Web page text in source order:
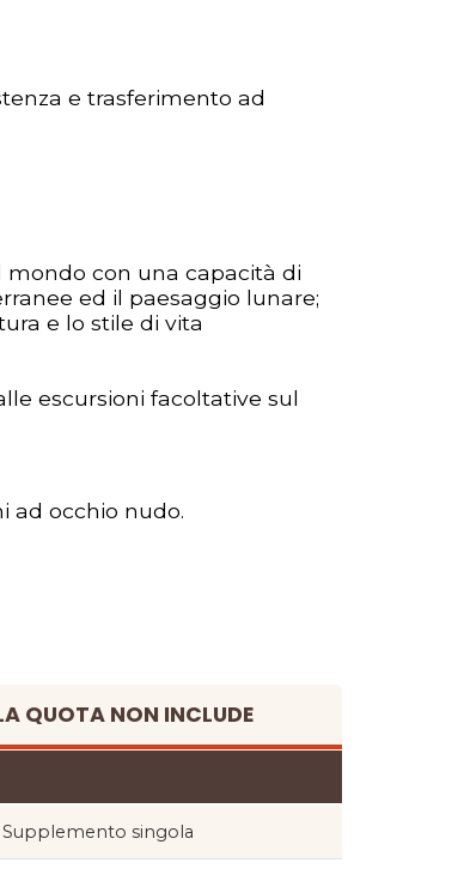
e trasferimento ad
mondo con una capacità di
ed il paesaggio lunare;
e lo stile di vita
escursioni facoltative sul
ad occhio nudo.
QUOTA NON INCLUDE
Supplemento singola